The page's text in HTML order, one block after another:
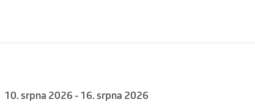
10. srpna 2026 - 16. srpna 2026